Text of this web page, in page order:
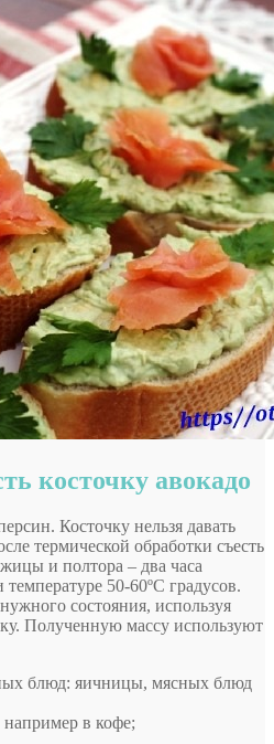
косточку авокадо
Косточку нельзя давать
термической обработки съесть
и полтора – два часа
50-60ºС градусов.
состояния, используя
Полученную массу используют
блюд: яичницы, мясных блюд
в кофе;